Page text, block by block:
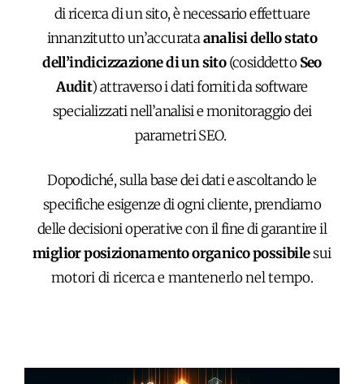
di ricerca di un sito, è necessario effettuare
innanzitutto un’accurataanalisi dello stato
dell’indicizzazione di un sito(cosiddettoSeo
Audit) attraverso i dati forniti da software
specializzati nell’analisi e monitoraggio dei
parametri SEO.
Dopodiché, sulla base dei dati e ascoltando le
specifiche esigenze di ogni cliente, prendiamo
delle decisioni operative con il fine di garantire il
miglior posizionamento organico possibilesui
motori di ricerca e mantenerlo nel tempo.